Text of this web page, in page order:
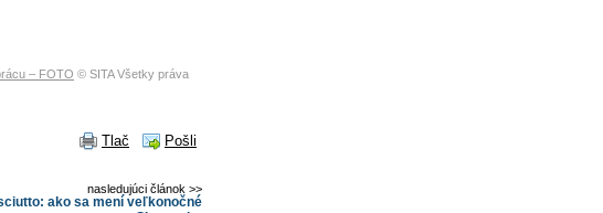
– FOTO © SITA Všetky práva
Tlač
Pošli
nasledujúci článok >>
ako sa mení veľkonočné